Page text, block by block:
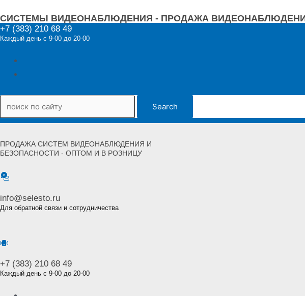
к
содержимому
СИСТЕМЫ ВИДЕОНАБЛЮДЕНИЯ - ПРОДАЖА
+7 (383) 210 68 49
Каждый день с 9-00 до 20-00
Search
ПРОДАЖА СИСТЕМ ВИДЕОНАБЛЮДЕНИЯ И
БЕЗОПАСНОСТИ - ОПТОМ И В РОЗНИЦУ
info@selesto.ru
Для обратной связи и сотрудничества
+7 (383) 210 68 49
Каждый день с 9-00 до 20-00